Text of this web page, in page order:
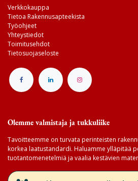
Verkkokauppa
Tietoa Rakennusapteekista
Työohjeet
Yhteystiedot
Toimitusehdot
Tietosuojaseloste
Olemme valmistaja ja tukkuliike
Tavoitteemme on turvata perinteisten
korkea laatustandardi. Haluamme ylläpitää
tuotantomenetelmiä ja vaalia kestävien